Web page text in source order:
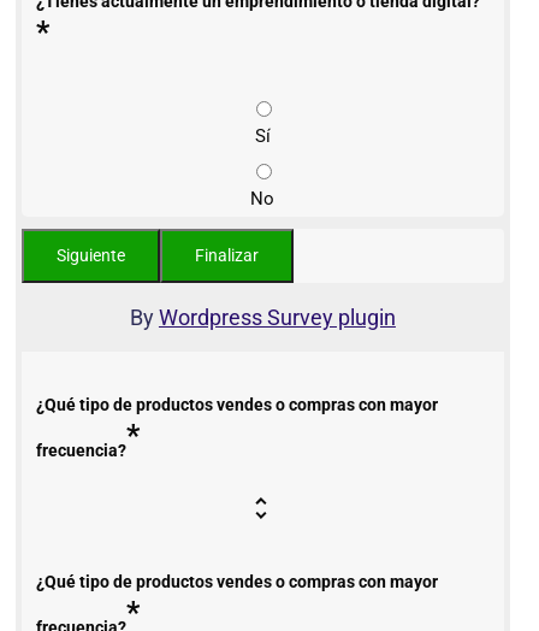
*
Sí
No
ByWordpress Survey plugin
¿Qué tipo de productos vendes o compras con mayor
frecuencia?*
¿Qué tipo de productos vendes o compras con mayor
*